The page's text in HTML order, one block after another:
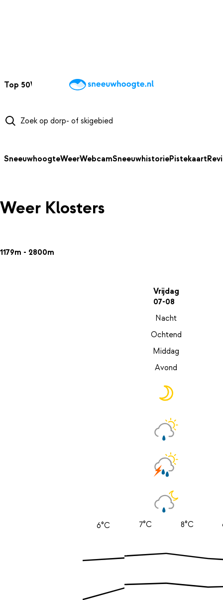
Top 50Webcams WintersportweerKaarten
SneeuwhoogteWeerWebcamSneeuwhistoriePistekaart
Weer Klosters
1179m - 2800m
Vrijdag
07-08
Nacht
Ochtend
Middag
Avond
6°C 7°C 8°C